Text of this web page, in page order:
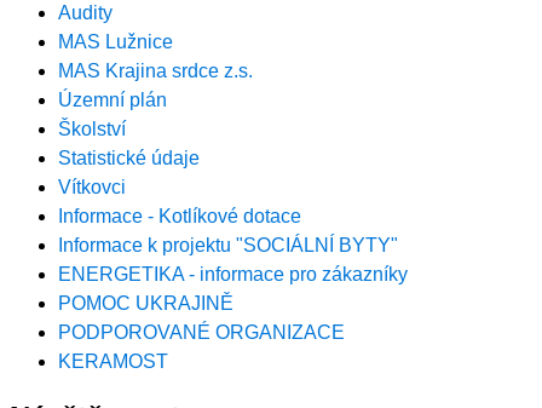
Audity
MAS Lužnice
MAS Krajina srdce z.s.
Územní plán
Školství
Statistické údaje
Vítkovci
Informace - Kotlíkové dotace
Informace k projektu "SOCIÁLNÍ BYTY"
ENERGETIKA - informace pro zákazníky
POMOC UKRAJINĚ
PODPOROVANÉ ORGANIZACE
KERAMOST